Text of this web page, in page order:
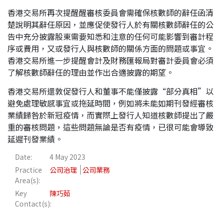
香港交易所再次提醒醒審核委員會需確保核數師的辭任函清
楚說明其辭任原因，並應促使發行人於有關核數師辭任的公
告中充分披露股東需要知悉和注意的任何可能影響到審計程
序或費用，又或發行人與核數師的關係方面的問題或事宜。
香港交易所進一步提醒會計及財務匯報局對審計委員會必須
了解核數師辭任的理由並作出合適披露的期望。
香港交易所還敦促發行人和董事不能僅披露“部分真相”以
避免處理敏感事宜或拖延時間，例如將未能如期刊發經審核
業績歸咎於新冠疫情，而實際上發行人知道核數師提出了嚴
重的審核問題，這些問題無論是否有疫情，已很可能會導致
延遲刊發業績。
Date:
4 May 2023
Practice
Area(s):
公司治理 公司業務
Key
Contact(s):
陳巧茹